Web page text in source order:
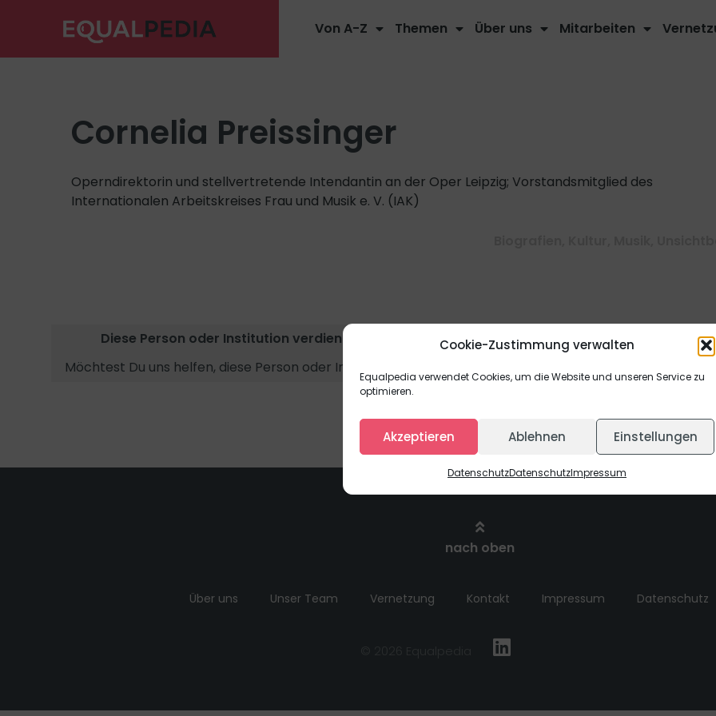
Cookie-Zustimmung verwalten
Equalpedia verwendet Cookies, um die Website und unseren Service zu
optimieren.
Akzeptieren Ablehnen Einstellungen
DatenschutzDatenschutzImpressum
Von A-Z Themen Über uns Mitarbeiten
Cornelia Preissinger
Operndirektorin und stellvertretende Intendantin an der Oper Leipzig; Vorstandsmitglied des
Internationalen Arbeitskreises Frau und Musik e. V. (IAK)
Diese Person oder Institution verdient einen Equalpedia Artikel.
Möchtest Du uns helfen, diese Person oder Institution sichtbarer zu machen?
Jetzt
nach oben
Über uns Unser Team Vernetzung Kontakt Impressum Datenschutz